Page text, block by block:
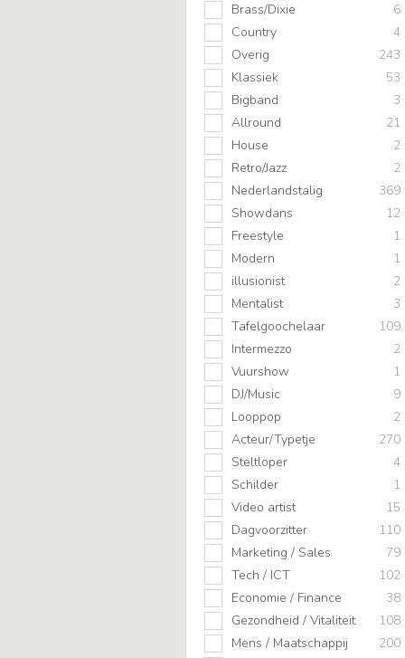
Brass/Dixie
6
Country
4
Overig
243
Klassiek
53
Bigband
3
Allround
21
House
2
Retro/Jazz
2
Nederlandstalig
369
Showdans
12
Freestyle
1
Modern
1
illusionist
2
Mentalist
3
Tafelgoochelaar
109
Intermezzo
2
Vuurshow
1
DJ/Music
9
Looppop
2
Acteur/Typetje
270
Steltloper
4
Schilder
1
Video artist
15
Dagvoorzitter
110
Marketing / Sales
79
Tech / ICT
102
Economie / Finance
38
Gezondheid / Vitaliteit
108
Mens / Maatschappij
200